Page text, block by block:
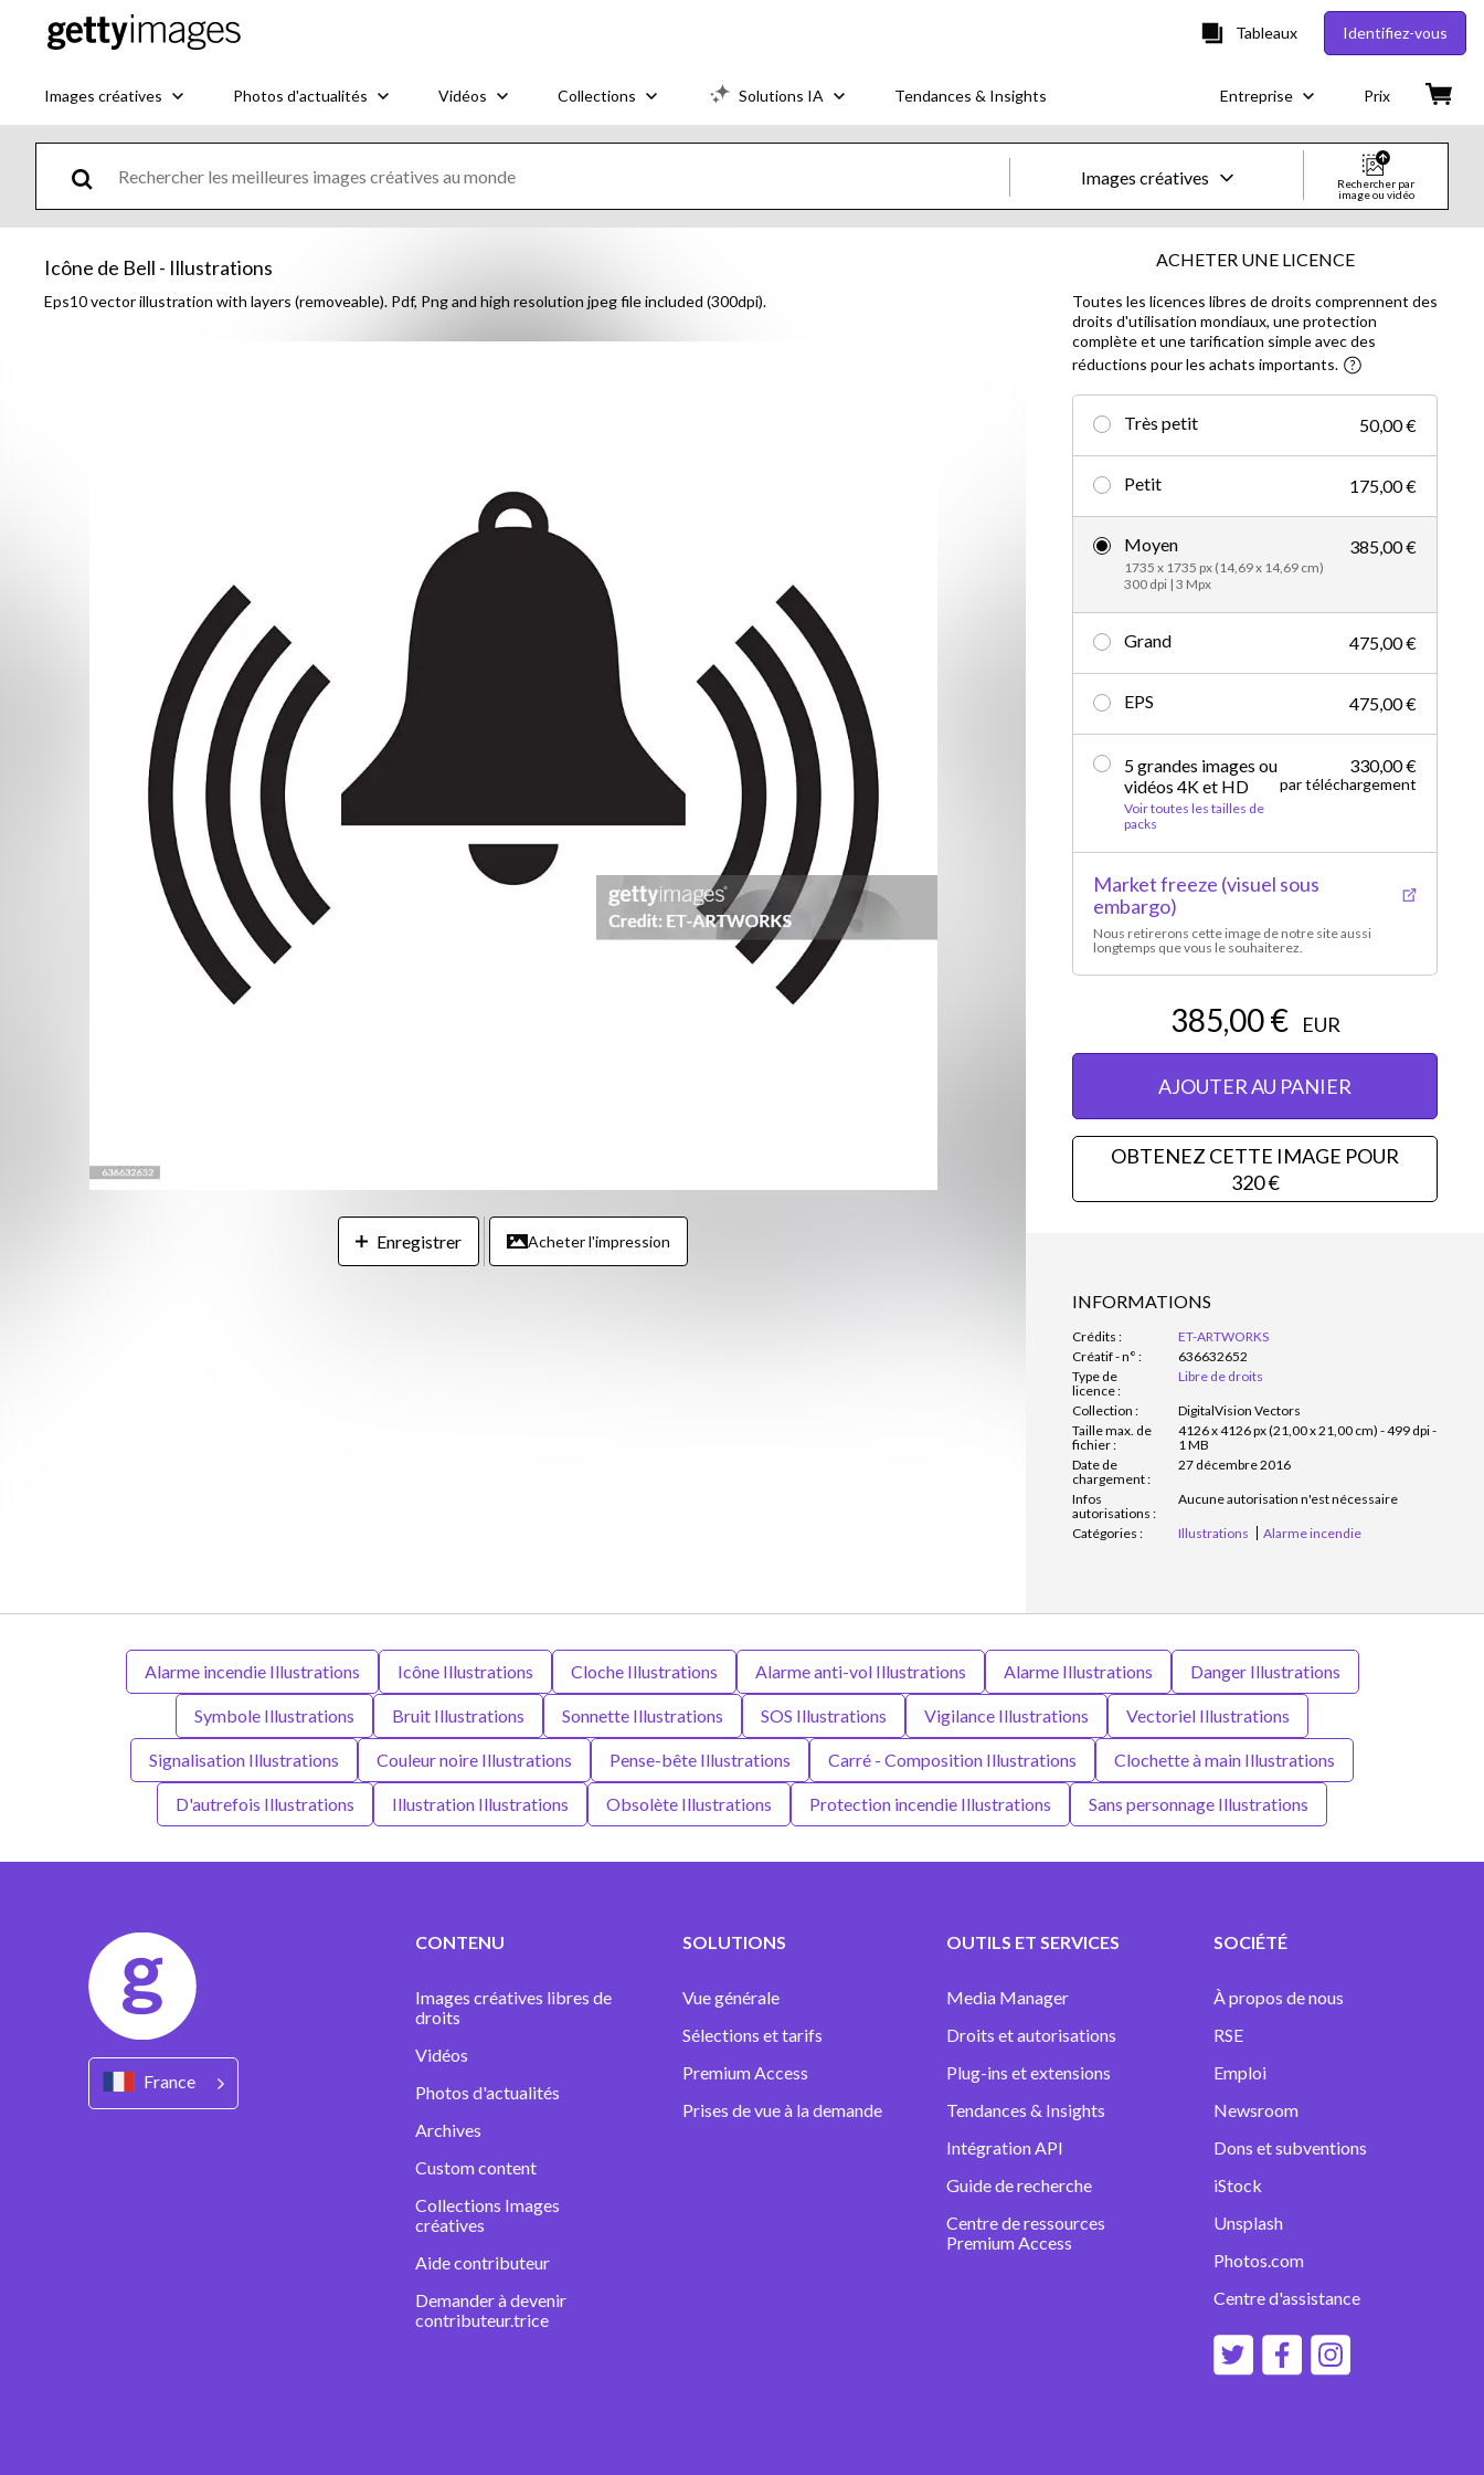
Tableaux Identifiez-vous
Images créatives Photos d'actualités Vidéos Collections Solutions IA Tendances & Insights Entreprise Prix
Images créatives
Images
Images créatives
Vidéos créatives
Vidéos d’actualités
Rechercher par
image ou vidéo
Icône de Bell - Illustrations
Eps10 vector illustration with layers (removeable). Pdf, Png and high resolution jpeg file included (300dpi).
Enregistrer Acheter l'impression
ACHETER UNE LICENCE
Toutes les licences libres de droits comprennent des
droits d'utilisation mondiaux, une protection
complète et une tarification simple avec des
réductions pour les achats importants.
Très petit 50,00 €
Petit 175,00 €
Moyen
1735 x 1735 px (14,69 x 14,69 cm)
300 dpi | 3 Mpx
385,00 €
Grand 475,00 €
EPS 475,00 €
5 grandes images ou
vidéos 4K et HD
Voir toutes les tailles de
packs
330,00 €
par téléchargement
Market freeze (visuel sous
embargo)
Nous retirerons cette image de notre site aussi
longtemps que vous le souhaiterez.
385,00 € EUR
AJOUTER AU PANIER
OBTENEZ CETTE IMAGE POUR
320 €
INFORMATIONS
Crédits :
ET-ARTWORKS
Créatif - n° :
636632652
Type de
licence :
Libre de droits
Collection :
DigitalVision Vectors
Taille max. de
fichier :
4126 x 4126 px (21,00 x 21,00 cm) - 499 dpi -
1 MB
Date de
chargement :
27 décembre 2016
Infos
autorisations :
Aucune autorisation n'est nécessaire
Catégories : Illustrations Alarme incendie
Alarme incendie Illustrations Icône Illustrations Cloche Illustrations Alarme anti-vol Illustrations Alarme Illustrations Danger Illustrations
Symbole Illustrations Bruit Illustrations Sonnette Illustrations SOS Illustrations Vigilance Illustrations Vectoriel Illustrations
Signalisation Illustrations Couleur noire Illustrations Pense-bête Illustrations Carré - Composition Illustrations Clochette à main Illustrations
D'autrefois Illustrations Illustration Illustrations Obsolète Illustrations Protection incendie Illustrations Sans personnage Illustrations
France
CONTENU
Images créatives libres de
droits
Vidéos
Photos d'actualités
Archives
Custom content
Collections Images
créatives
Aide contributeur
Demander à devenir
contributeur.trice
SOLUTIONS
Vue générale
Sélections et tarifs
Premium Access
Prises de vue à la demande
OUTILS ET SERVICES
Media Manager
Droits et autorisations
Plug-ins et extensions
Tendances & Insights
Intégration API
Guide de recherche
Centre de ressources
Premium Access
SOCIÉTÉ
À propos de nous
RSE
Emploi
Newsroom
Dons et subventions
iStock
Unsplash
Photos.com
Centre d'assistance